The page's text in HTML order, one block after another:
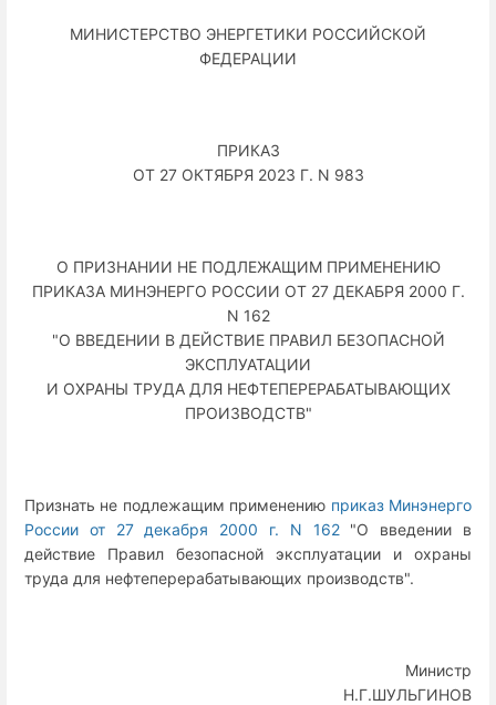
МИНИСТЕРСТВО ЭНЕРГЕТИКИ РОССИЙСКОЙ
ФЕДЕРАЦИИ
ПРИКАЗ
ОТ 27 ОКТЯБРЯ 2023 Г. N 983
О ПРИЗНАНИИ НЕ ПОДЛЕЖАЩИМ ПРИМЕНЕНИЮ
ПРИКАЗА МИНЭНЕРГО РОССИИ ОТ 27 ДЕКАБРЯ 2000 Г.
N 162
"О ВВЕДЕНИИ В ДЕЙСТВИЕ ПРАВИЛ БЕЗОПАСНОЙ
ЭКСПЛУАТАЦИИ
И ОХРАНЫ ТРУДА ДЛЯ НЕФТЕПЕРЕРАБАТЫВАЮЩИХ
ПРОИЗВОДСТВ"
Признать не подлежащим применению приказ Минэнерго
России от 27 декабря 2000 г. N 162"О введении в
действие Правил безопасной эксплуатации и охраны
труда для нефтеперерабатывающих производств".
Министр
Н.Г.ШУЛЬГИНОВ